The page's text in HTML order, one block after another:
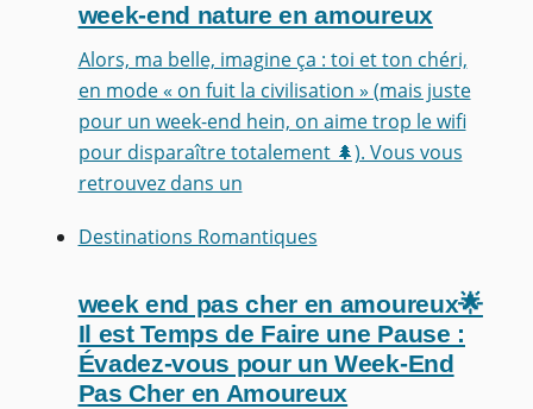
week-end nature en amoureux
Alors, ma belle, imagine ça : toi et ton chéri,
en mode « on fuit la civilisation » (mais juste
pour un week-end hein, on aime trop le wifi
pour disparaître totalement 🌲). Vous vous
retrouvez dans un
Destinations Romantiques
week end pas cher en amoureux🌟
Il est Temps de Faire une Pause :
Évadez-vous pour un Week-End
Pas Cher en Amoureux